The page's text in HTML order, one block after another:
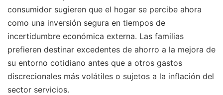
consumidor sugieren que el hogar se percibe ahora
como una inversión segura en tiempos de
incertidumbre económica externa. Las familias
prefieren destinar excedentes de ahorro a la mejora de
su entorno cotidiano antes que a otros gastos
discrecionales más volátiles o sujetos a la inflación del
sector servicios.